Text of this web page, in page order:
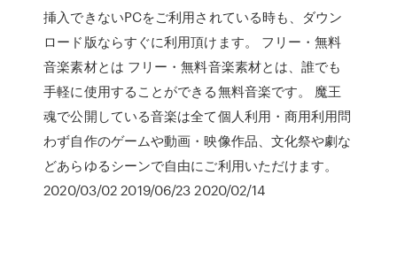
挿入できないPCをご利用されている時も、ダウン
ロード版ならすぐに利用頂けます。 フリー・無料
音楽素材とは フリー・無料音楽素材とは、誰でも
手軽に使用することができる無料音楽です。 魔王
魂で公開している音楽は全て個人利用・商用利用問
わず自作のゲームや動画・映像作品、文化祭や劇な
どあらゆるシーンで自由にご利用いただけます。
2020/03/02 2019/06/23 2020/02/14